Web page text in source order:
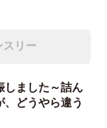
スリー
しました～詰ん
どうやら違う